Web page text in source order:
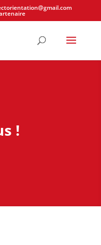
!